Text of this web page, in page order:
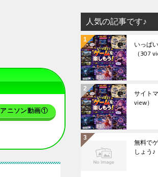
アニソン動画①
人気の記事です♪
いっぱ
（307
サイト
view）
無料で
しょう♪